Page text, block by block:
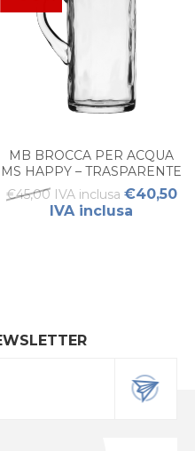
MB BROCCA PER ACQUA
MS HAPPY – TRASPARENTE
€45,00 IVA inclusa €40,50
IVA inclusa